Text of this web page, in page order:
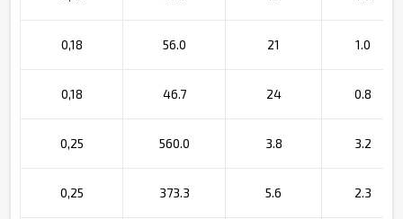
0,18 56.0 21 1.0
0,18 46.7 24 0.8
0,25 560.0 3.8 3.2
0,25 373.3 5.6 2.3